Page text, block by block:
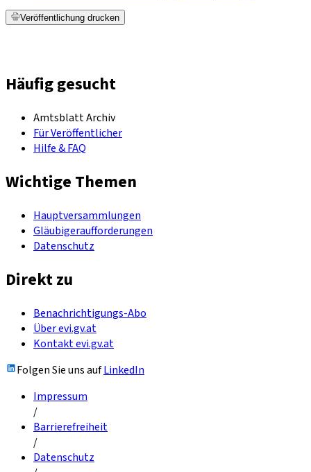
Veröffentlichung drucken
Häufig gesucht
Amtsblatt Archiv
Für Veröffentlicher
Hilfe & FAQ
Wichtige Themen
Hauptversammlungen
Gläubigeraufforderungen
Datenschutz
Direkt zu
Benachrichtigungs-Abo
Über evi.gv.at
Kontakt evi.gv.at
Folgen Sie uns aufLinkedIn
Impressum
/
Barrierefreiheit
/
Datenschutz